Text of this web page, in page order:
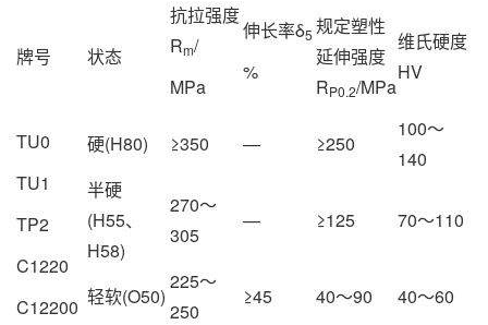
牌号 状态
抗拉强度
Rm/
MPa
伸长率δ5
%
规定塑性
延伸强度
RP0.2/MPa
维氏硬度
HV
TU0
TU1
TP2
C1220
C12200
硬(H80) ≥350 — ≥250
100～
140
半硬
(H55、
H58)
270～
305
— ≥125 70～110
轻软(O50)
225～
250
≥45 40～90 40～60